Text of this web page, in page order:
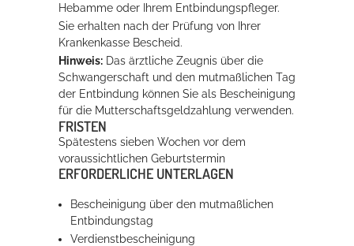
Hebamme oder Ihrem Entbindungspfleger.
Sie erhalten nach der Prüfung von Ihrer
Krankenkasse Bescheid.
Hinweis: Das ärztliche Zeugnis über die
Schwangerschaft und den mutmaßlichen Tag
der Entbindung können Sie als Bescheinigung
für die Mutterschaftsgeldzahlung verwenden.
FRISTEN
Spätestens sieben Wochen vor dem
voraussichtlichen Geburtstermin
ERFORDERLICHE UNTERLAGEN
Bescheinigung über den mutmaßlichen
Entbindungstag
Verdienstbescheinigung